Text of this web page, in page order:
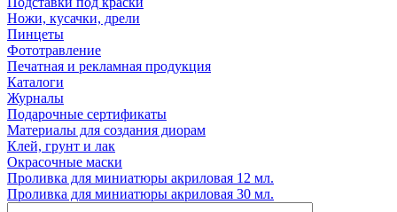
Ножи, кусачки, дрели
Пинцеты
Фототравление
Печатная и рекламная продукция
Каталоги
Журналы
Подарочные сертификаты
Материалы для создания диорам
Клей, грунт и лак
Окрасочные маски
Проливка для миниатюры акриловая 12 мл.
Проливка для миниатюры акриловая 30 мл.